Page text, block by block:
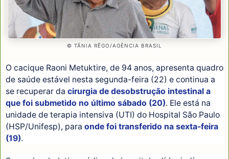
© TÂNIA RÊGO/AGÊNCIA BRASIL
O cacique Raoni Metuktire, de 94 anos, apresenta quadro
de saúde estável nesta segunda-feira (22) e continua a
se recuperar da cirurgia de desobstrução intestinal a
que foi submetido no último sábado (20). Ele está na
unidade de terapia intensiva (UTI) do Hospital São Paulo
(HSP/Unifesp), para onde foi transferido na sexta-feira
(19).